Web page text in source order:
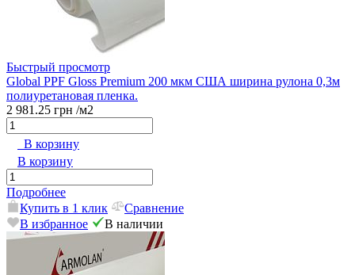
Быстрый просмотр
Global PPF Gloss Premium 200 мкм США ширина рулона 0,3м
полиуретановая пленка.
2 981.25 грн /м2
В корзину
В корзину
Подробнее
Купить в 1 клик
Сравнение
В избранное
В наличии